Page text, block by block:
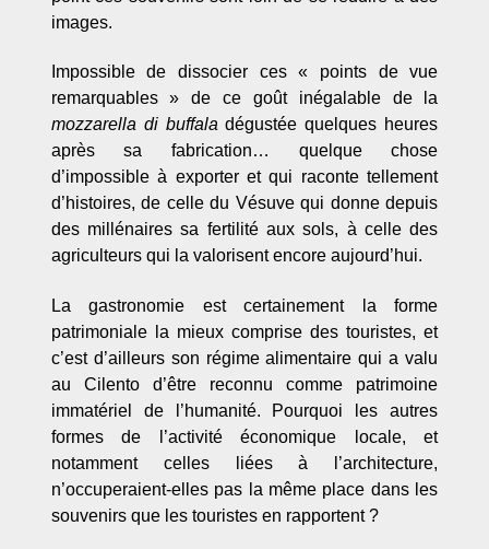
images.
Impossible de dissocier ces « points de vue
remarquables » de ce goût inégalable de la
mozzarella di buffala dégustée quelques heures
après sa fabrication… quelque chose
d’impossible à exporter et qui raconte tellement
d’histoires, de celle du Vésuve qui donne depuis
des millénaires sa fertilité aux sols, à celle des
agriculteurs qui la valorisent encore aujourd’hui.
La gastronomie est certainement la forme
patrimoniale la mieux comprise des touristes, et
c’est d’ailleurs son régime alimentaire qui a valu
au Cilento d’être reconnu comme patrimoine
immatériel de l’humanité. Pourquoi les autres
formes de l’activité économique locale, et
notamment celles liées à l’architecture,
n’occuperaient-elles pas la même place dans les
souvenirs que les touristes en rapportent ?